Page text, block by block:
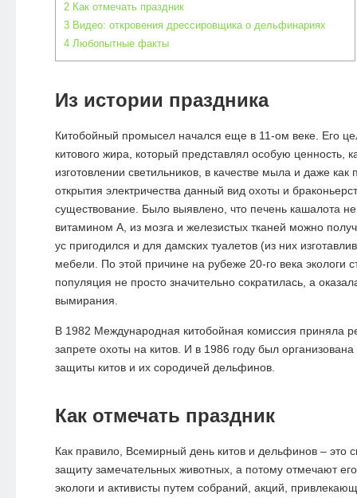
2Как отмечать праздник
3Видео: откровения дрессировщика о дельфинариях
4Любопытные факты
Из истории праздника
Китобойный промысел начался еще в 11-ом веке. Его
китового жира, который представлял особую ценность,
изготовлении светильников, в качестве мыла и даже
открытия электричества данный вид охоты и
существование. Было выявлено, что печень кашалота
витамином А, из мозга и железистых тканей можно
ус пригодился и для дамских туалетов (из них
мебели. По этой причине на рубеже 20-го века экологи
популяция не просто значительно сократилась, а
вымирания.
В 1982 Международная китобойная комиссия приняла
запрете охоты на китов. И в 1986 году был
защиты китов и их сородичей дельфинов.
Как отмечать праздник
Как правило, Всемирный день китов и дельфинов – это
защиту замечательных животных, а потому отмечают
экологи и активисты путем собраний, акций,